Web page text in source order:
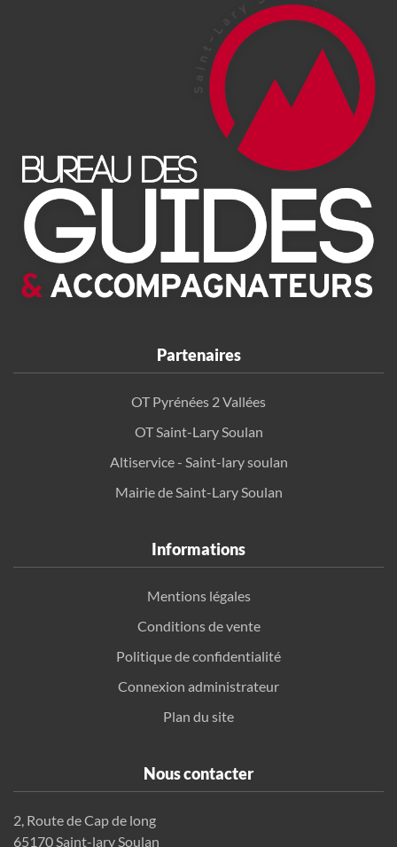
Partenaires
OT Pyrénées 2 Vallées
OT Saint-Lary Soulan
Altiservice - Saint-lary soulan
Mairie de Saint-Lary Soulan
Informations
Mentions légales
Conditions de vente
Politique de confidentialité
Connexion administrateur
Plan du site
Nous contacter
2, Route de Cap de long
65170 Saint-lary Soulan